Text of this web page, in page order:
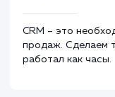
Установим
любую CMS,